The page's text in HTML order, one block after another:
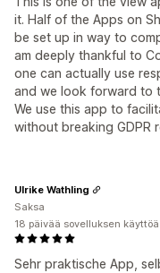
it. Half of the Apps on
be set up in way to
am deeply thankful to
one can actually use
and we look forward to
We use this app to
without breaking GDPR
Sehr praktische App,
Ulrike Wathling
Saksa
18 päivää sovelluksen käyttöä